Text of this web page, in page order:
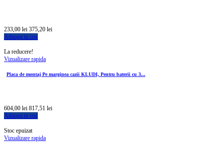
233,00 lei 375,20 lei
Adauga in cos
La reducere!
Vizualizare rapida
Placa de montaj Pe marginea cazii KLUDI, Pentru baterii cu 3...
604,00 lei 817,51 lei
Adauga in cos
Stoc epuizat
Vizualizare rapida